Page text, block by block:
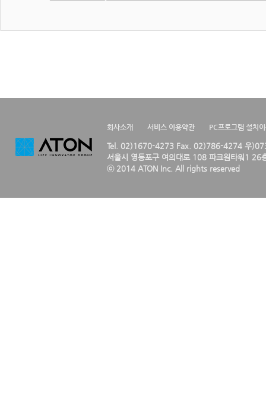
회사소개 서비스 이용약관 PC프로그램 설치
Tel. 02)1670-4273 Fax. 02)786-4274 우
서울시 영등포구 여의대로 108 파크원타워1 26
ⓒ 2014 ATON Inc. All rights reserved